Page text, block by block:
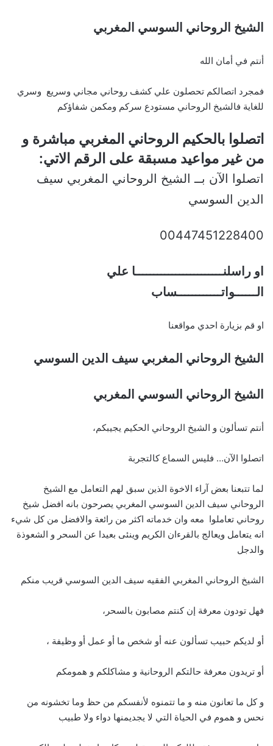
الشيخ الروحاني السوسي المغربي
أنتم في أمان الله
فمجرد اتصالكم تحصلون علي كشف روحاني مجاني وسريع وسري
للغاية فالشيخ الروحاني مستودع سركم ومكمن شفاؤكم
اتصلوا بالحكيم الروحاني المغربي مباشرة و
من غير مواعيد مسبقة على الرقم الاتي:
اتصلوا الآن بــ الشيخ الروحاني المغربي سيف
الدين السوسي
00447451228400
او راسلنــــــــــــــــــــــــا علي
الــــــواتــــــــــــساب
او قم بزيارة احدي مواقعنا
الشيخ الروحاني المغربي سيف الدين السوسي
الشيخ الروحاني السوسي المغربي
أنتم تسألون و الشيخ الروحاني الحكيم يجيبكم،
اتصلوا الآن… فليس السماع كالتجربة
لما تتبعنا بعض آراء الاخوة الذين سبق لهم التعامل مع الشيخ
الروحاني سيف الدين السوسي المغربي يصرحون بانه افضل شيخ
روحاني تعاملوا معه وان خدماته اكثر من رائعة والافضل من كل شيء
انه يتعامل ويعالج بالقرءان الكريم وينئى بعيدا عن السحر و الشعوذة
والدجل
الشيخ الروحاني المغربي الفقيه سيف الدين السوسي قريب منكم
فهل تودون معرفة إن كنتم مصابون بالسحر،
أو لديكم حبيب تسألون عنه أو شخص ما أو عمل أو وظيفة ،
أو تريدون معرفة حالتكم الروحانية و مشاكلكم و همومكم
و كل ما تعانون منه و ما تتمنوه لأنفسكم من حظ وما تخشونه من
نحس و هموم في الحياة التي لا يجديمنها دواء ولا طبيب